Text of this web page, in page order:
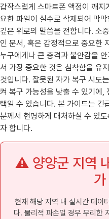
갑작스럽게 스마트폰 액정이 깨
요한 파일이 실수로 삭제되어 막
깊은 위로의 말씀을 전합니다. 소
인 문서, 혹은 감정적으로 중요한
누구에게나 큰 충격과 불안감을
서 가장 중요한 것은 침착함을 유
것입니다. 잘못된 자가 복구 시도
켜 복구 가능성을 낮출 수 있기에,
택일 수 있습니다. 본 가이드는 긴
분께서 현명하게 대처하실 수 있
자 합니다.
⚠️ 양양군 지역
가
현재 해당 지역 내 실시간 데이
다. 물리적 파손일 경우 무리한